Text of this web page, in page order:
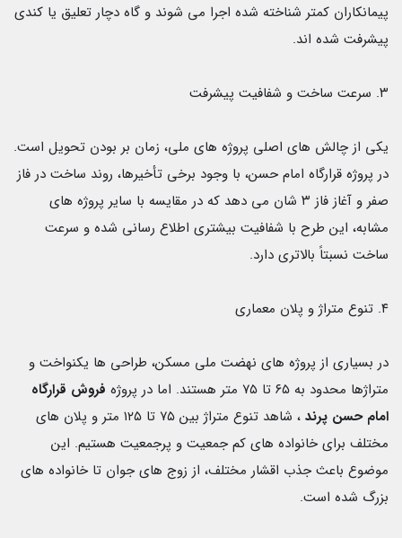
پيمانكاران كمتر شناخته شده اجرا مى شوند و گاه دچار تعليق يا كندى
پیشرفت شده اند.
٣. سرعت ساخت و شفافيت پيشرفت
يكى از چالش هاى اصلى پروژه هاى ملى، زمان بر بودن تحويل است.
در پروژه قرارگاه امام حسن، با وجود برخى تأخيرها، روند ساخت در فاز
صفر و آغاز فاز ٣ شان مى دهد كه در مقايسه با ساير پروژه هاى
مشابه، اين طرح با شفافيت بيشترى اطلاع رسانى شده و سرعت
ساخت نسبتاً بالاترى دارد.
۴. تنوع متراژ و پلان معمارى
در بسيارى از پروژه هاى نهضت ملى مسكن، طراحى ها یکنواخت و
متراژها محدود به ۶۵ تا ۷۵ متر هستند.
اما در پروژه فروش قرارگاه
امام حسن پرند
، شاهد تنوع متراژ بين ۷۵ تا ۱۲۵ متر و پلان هاى
مختلف براى خانواده هاى كم جمعيت و پرجمعيت هستيم. اين
موضوع باعث جذب اقشار مختلف، از زوج هاى جوان تا خانواده هاى
بزرگ شده است.